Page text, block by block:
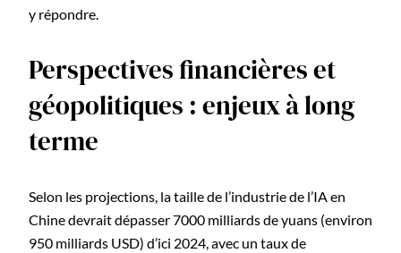
y répondre.
Perspectives financières et
géopolitiques : enjeux à long
terme
Selon les projections, la taille de l’industrie de l’IA en
Chine devrait dépasser 7000 milliards de yuans (environ
950 milliards USD) d’ici 2024, avec un taux de